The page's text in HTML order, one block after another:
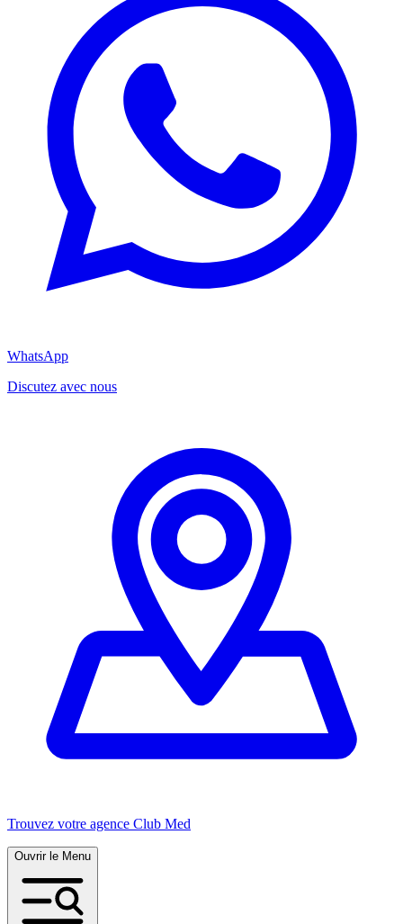
WhatsApp
Discutez avec nous
Trouvez votre agence Club Med
Ouvrir le Menu